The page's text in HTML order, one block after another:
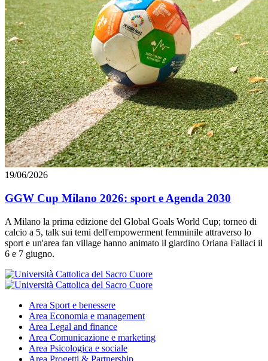
19/06/2026
GGW Cup Milano 2026: sport e Agenda 2030
A Milano la prima edizione del Global Goals World Cup; torneo di
calcio a 5, talk sui temi dell'empowerment femminile attraverso lo
sport e un'area fan village hanno animato il giardino Oriana Fallaci il
6 e 7 giugno.
Area Sport e benessere
Area Economia e management
Area Legal and finance
Area Comunicazione e marketing
Area Psicologica e sociale
Area Progetti & Partnership